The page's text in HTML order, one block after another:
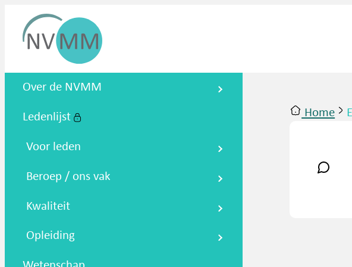
Nederlandse Vereniging voor
Over de NVMM
Ledenlijst
Voor leden
Beroep / ons vak
Kwaliteit
Opleiding
Home